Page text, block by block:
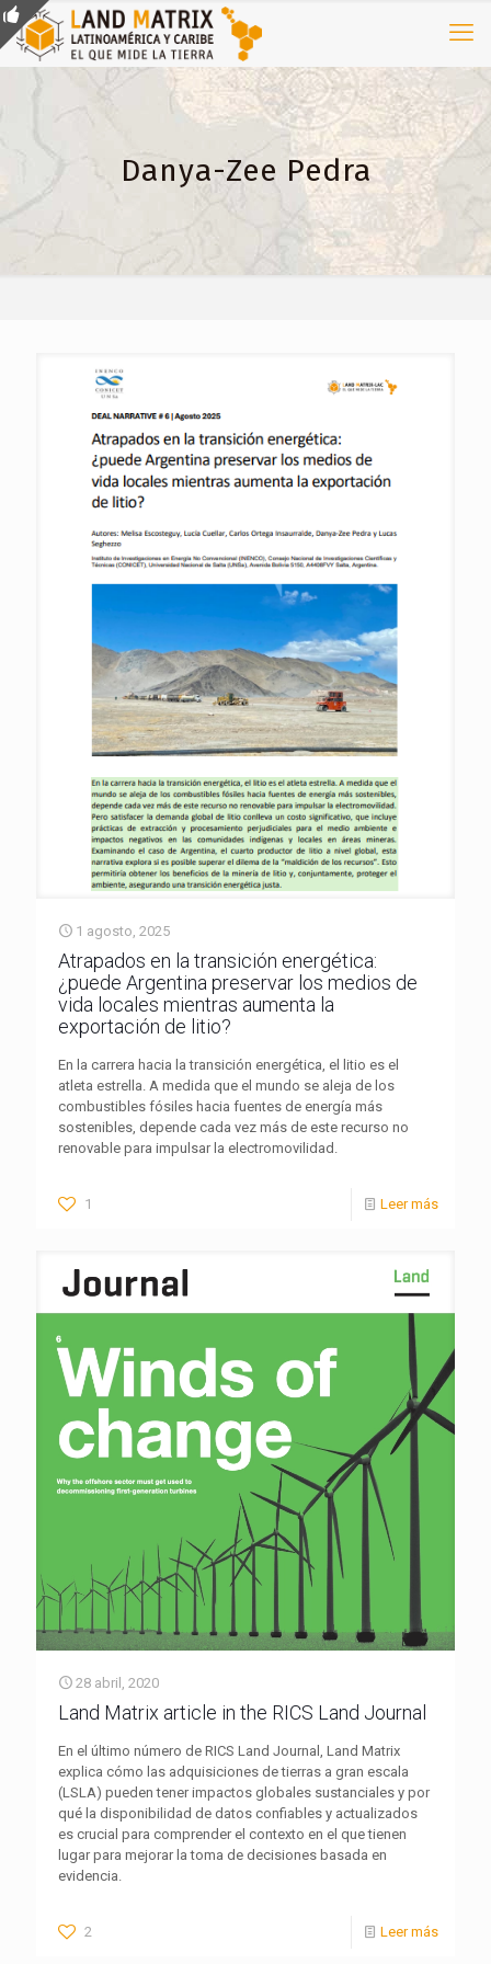
Danya-Zee Pedra
1 agosto, 2025
Atrapados en la transición energética:
¿puede Argentina preservar los medios de
vida locales mientras aumenta la
exportación de litio?
En la carrera hacia la transición energética, el litio es el
atleta estrella. A medida que el mundo se aleja de los
combustibles fósiles hacia fuentes de energía más
sostenibles, depende cada vez más de este recurso no
renovable para impulsar la electromovilidad.
1 Leer más
28 abril, 2020
Land Matrix article in the RICS Land Journal
En el último número de RICS Land Journal, Land Matrix
explica cómo las adquisiciones de tierras a gran escala
(LSLA) pueden tener impactos globales sustanciales y por
qué la disponibilidad de datos confiables y actualizados
es crucial para comprender el contexto en el que tienen
lugar para mejorar la toma de decisiones basada en
evidencia.
2 Leer más